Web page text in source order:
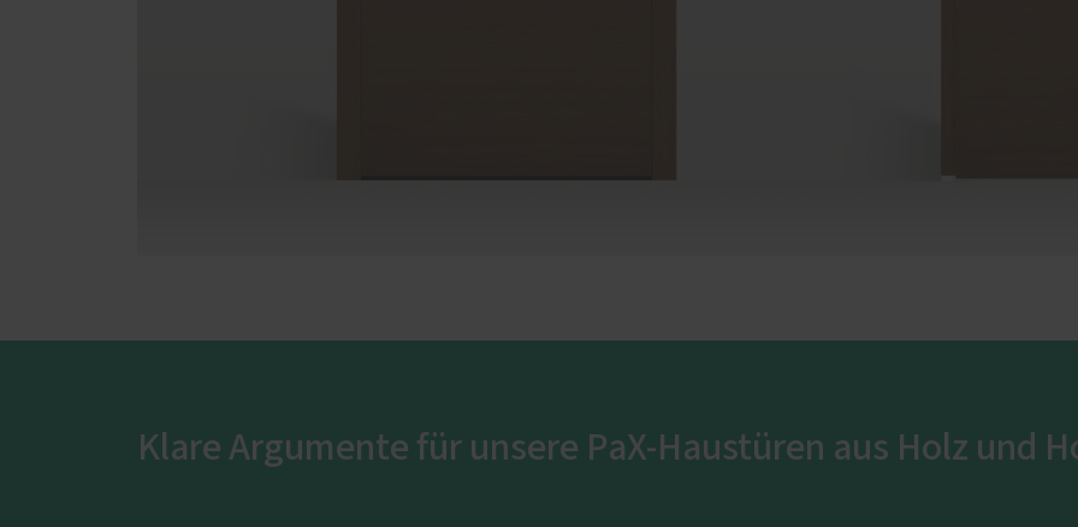
Klare Argumente für unsere PaX-Haustüren aus Holz und